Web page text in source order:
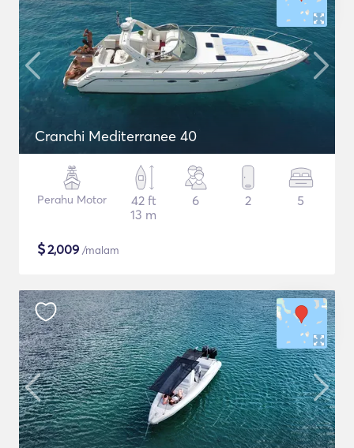
Cranchi Mediterranee 40
Perahu Motor
42 ft
13 m
6 2 5
$2,009 /malam